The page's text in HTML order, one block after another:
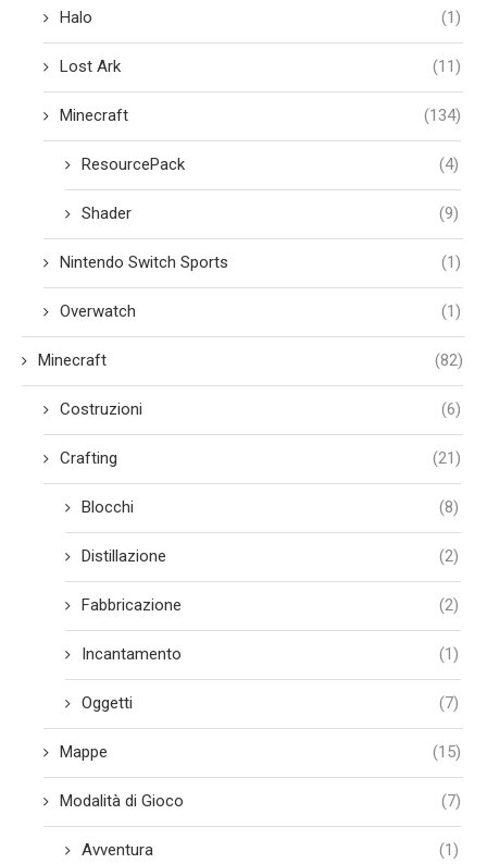
Halo (1)
Lost Ark (11)
Minecraft (134)
ResourcePack (4)
Shader (9)
Nintendo Switch Sports (1)
Overwatch (1)
Minecraft (82)
Costruzioni (6)
Crafting (21)
Blocchi (8)
Distillazione (2)
Fabbricazione (2)
Incantamento (1)
Oggetti (7)
Mappe (15)
Modalità di Gioco (7)
Avventura (1)